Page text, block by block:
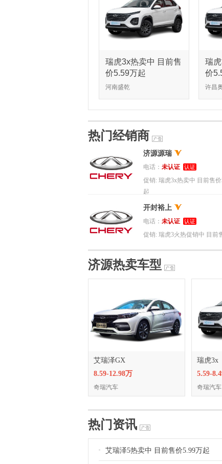
瑞虎3x热卖中 目前售
价5.59万起
河南盛乾
瑞
价
许昌
热门经销商
济源源瑞
电话： 未认证 认证
促销: 瑞虎3x热卖中 目前售
起
开封裕上
电话： 未认证 认证
促销: 瑞虎3火热促销中 目前
济源热卖车型
艾瑞泽GX
8.59-12.98万
奇瑞汽车
瑞虎3x
5.59-
奇瑞汽车
热门资讯
艾瑞泽5热卖中 目前售价5.99万起